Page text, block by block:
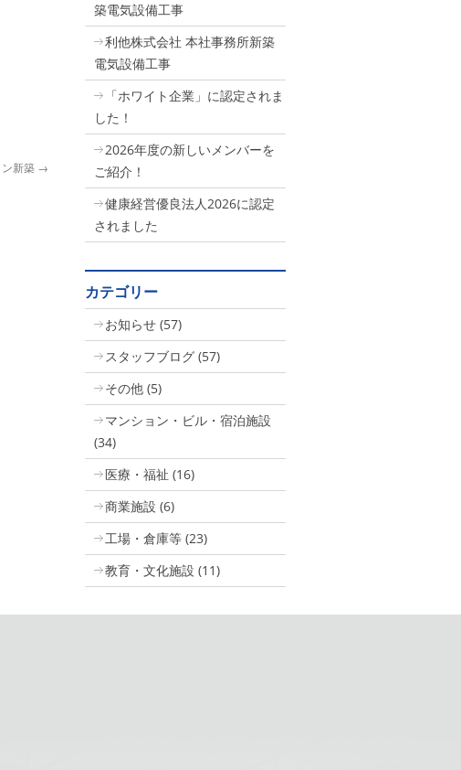
新築 →
築電気設備工事
利他株式会社 本社事務所新築
電気設備工事
「ホワイト企業」に認定されま
した！
2026年度の新しいメンバーを
ご紹介！
健康経営優良法人2026に認定
されました
カテゴリー
お知らせ (57)
スタッフブログ (57)
その他 (5)
マンション・ビル・宿泊施設
(34)
医療・福祉 (16)
商業施設 (6)
工場・倉庫等 (23)
教育・文化施設 (11)